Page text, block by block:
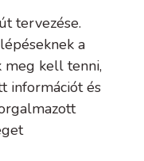
tervezése.
a
meg kell tenni,
információt és